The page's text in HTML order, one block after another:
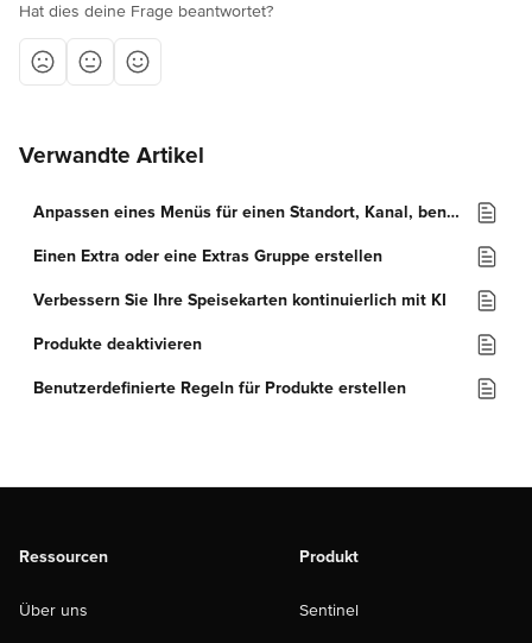
Hat dies deine Frage beantwortet?
Verwandte Artikel
Anpassen eines Menüs für einen Standort, Kanal, benutzerdefinierten Tag oder Auftragstyp
Einen Extra oder eine Extras Gruppe erstellen
Verbessern Sie Ihre Speisekarten kontinuierlich mit KI
Produkte deaktivieren
Benutzerdefinierte Regeln für Produkte erstellen
Ressourcen
Über uns
Produkt
Sentinel